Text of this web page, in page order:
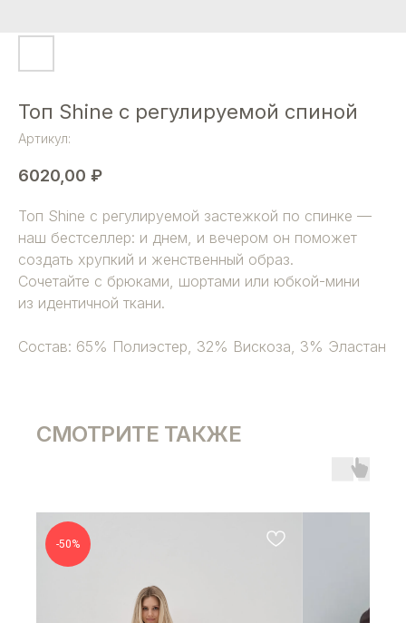
Топ Shine с регулируемой спиной
Артикул:
6020,00 ₽
Топ Shine с регулируемой застежкой по спинке —
наш бестселлер: и днем, и вечером он поможет
создать хрупкий и женственный образ.
Сочетайте с брюками, шортами или юбкой-мини
из идентичной ткани.
Состав: 65% Полиэстер, 32% Вискоза, 3% Эластан
СМОТРИТЕ ТАКЖЕ
-50%